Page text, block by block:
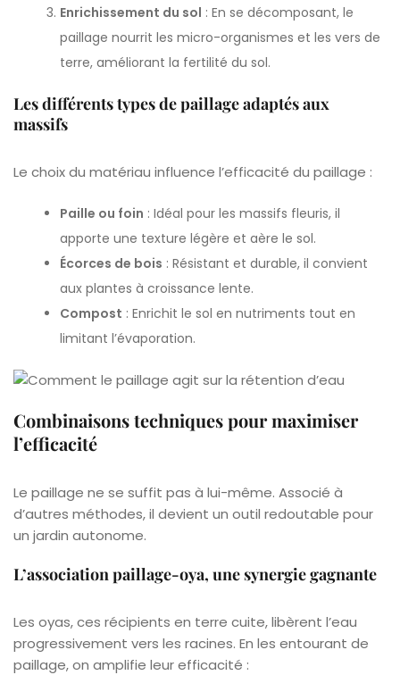
Enrichissement du sol : En se décomposant, le
paillage nourrit les micro-organismes et les vers de
terre, améliorant la fertilité du sol.
Les différents types de paillage adaptés aux
massifs
Le choix du matériau influence l’efficacité du paillage :
Paille ou foin : Idéal pour les massifs fleuris, il
apporte une texture légère et aère le sol.
Écorces de bois : Résistant et durable, il convient
aux plantes à croissance lente.
Compost : Enrichit le sol en nutriments tout en
limitant l’évaporation.
Combinaisons techniques pour maximiser
l’efficacité
Le paillage ne se suffit pas à lui-même. Associé à
d’autres méthodes, il devient un outil redoutable pour
un jardin autonome.
L’association paillage-oya, une synergie gagnante
Les oyas, ces récipients en terre cuite, libèrent l’eau
progressivement vers les racines. En les entourant de
paillage, on amplifie leur efficacité :